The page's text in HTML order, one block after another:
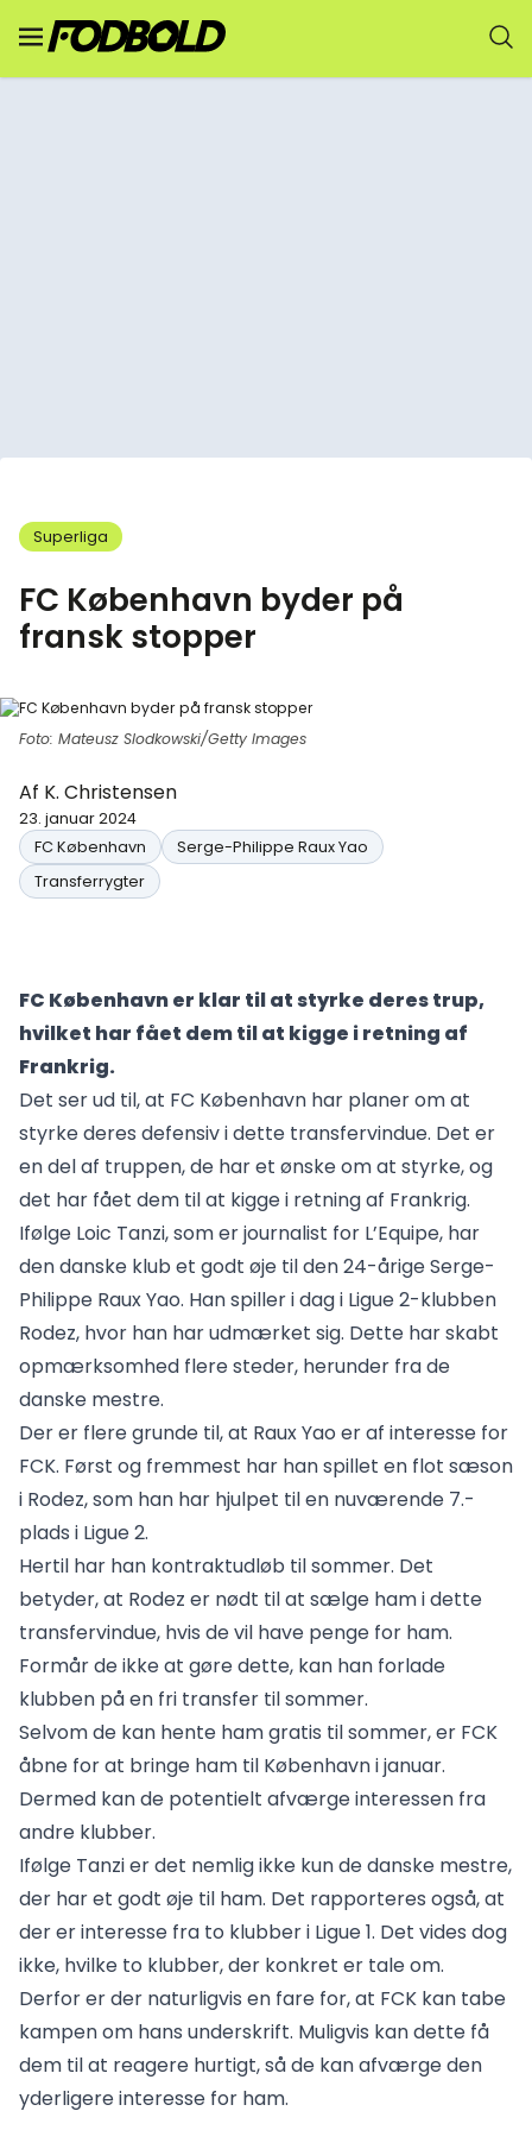
Superliga
FC København byder på
fransk stopper
Foto: Mateusz Slodkowski/Getty Images
Af K. Christensen
23. januar 2024
FC København
Serge-Philippe Raux Yao
Transferrygter
FC København er klar til at styrke deres trup,
hvilket har fået dem til at kigge i retning af
Frankrig.
Det ser ud til, at FC København har planer om at
styrke deres defensiv i dette transfervindue. Det er
en del af truppen, de har et ønske om at styrke, og
det har fået dem til at kigge i retning af Frankrig.
Ifølge Loic Tanzi, som er journalist for L’Equipe, har
den danske klub et godt øje til den 24-årige Serge-
Philippe Raux Yao. Han spiller i dag i Ligue 2-klubben
Rodez, hvor han har udmærket sig. Dette har skabt
opmærksomhed flere steder, herunder fra de
danske mestre.
Der er flere grunde til, at Raux Yao er af interesse for
FCK. Først og fremmest har han spillet en flot sæson
i Rodez, som han har hjulpet til en nuværende 7.-
plads i Ligue 2.
Hertil har han kontraktudløb til sommer. Det
betyder, at Rodez er nødt til at sælge ham i dette
transfervindue, hvis de vil have penge for ham.
Formår de ikke at gøre dette, kan han forlade
klubben på en fri transfer til sommer.
Selvom de kan hente ham gratis til sommer, er FCK
åbne for at bringe ham til København i januar.
Dermed kan de potentielt afværge interessen fra
andre klubber.
Ifølge Tanzi er det nemlig ikke kun de danske mestre,
der har et godt øje til ham. Det rapporteres også, at
der er interesse fra to klubber i Ligue 1. Det vides dog
ikke, hvilke to klubber, der konkret er tale om.
Derfor er der naturligvis en fare for, at FCK kan tabe
kampen om hans underskrift. Muligvis kan dette få
dem til at reagere hurtigt, så de kan afværge den
yderligere interesse for ham.